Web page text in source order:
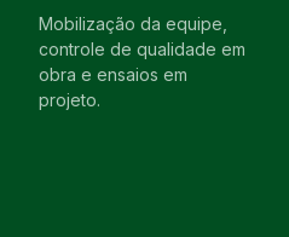
Mobilização da equipe,
controle de qualidade em
obra e ensaios em
projeto.